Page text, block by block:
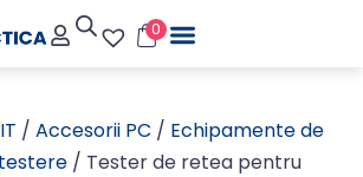
0
IT / Accesorii PC / Echipamente de
/ Tester de retea pentru